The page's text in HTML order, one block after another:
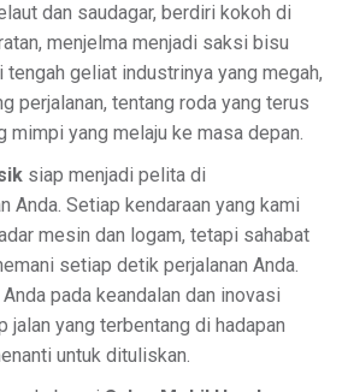
dan saudagar, berdiri kokoh di
menjelma menjadi saksi bisu
tengah geliat industrinya yang megah,
perjalanan, tentang roda yang terus
mimpi yang melaju ke masa depan.
siap menjadi pelita di
Anda. Setiap kendaraan yang kami
mesin dan logam, tetapi sahabat
setiap detik perjalanan Anda.
pada keandalan dan inovasi
jalan yang terbentang di hadapan
untuk dituliskan.